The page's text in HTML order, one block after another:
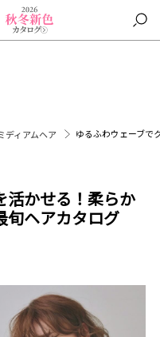
ディアムヘア ゆるふわウェーブで
活かせる！柔らか
旬ヘアカタログ